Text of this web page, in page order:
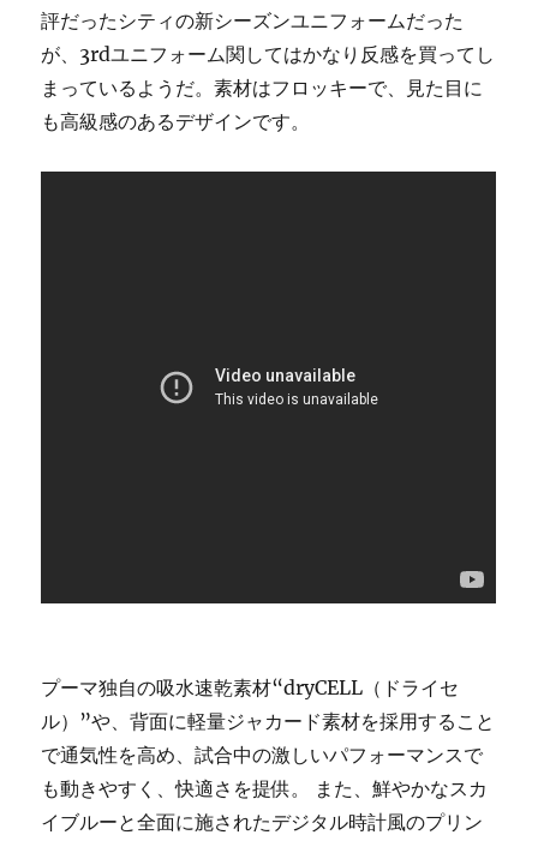
評だったシティの新シーズンユニフォームだった
が、3rdユニフォーム関してはかなり反感を買ってし
まっているようだ。素材はフロッキーで、見た目に
も高級感のあるデザインです。
プーマ独自の吸水速乾素材“dryCELL（ドライセ
ル）”や、背面に軽量ジャカード素材を採用すること
で通気性を高め、試合中の激しいパフォーマンスで
も動きやすく、快適さを提供。 また、鮮やかなスカ
イブルーと全面に施されたデジタル時計風のプリン